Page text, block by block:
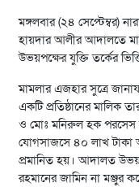
মঙ্গলবার (২৪ সে‌প্টেম্বর)
হায়দার আলীর আদালতে
উভয়প‌ক্ষের যু‌ক্তি ত‌র্কের
মামলার এজহার সু‌ত্রে
এক‌টি প্রতিষ্ঠা‌নের মা‌লিক
ও মোঃ ম‌নিরুল হক পর‌সেস
যোগসাজ‌সে ৪০ লাখ
প্রমানিত হয়। আদালত
রহমা‌নের জা‌মিন না মঞ্জুর